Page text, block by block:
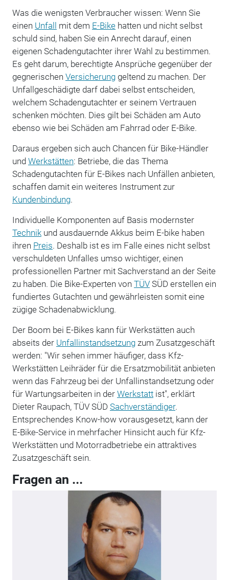
Was die wenigsten Verbraucher wissen: Wenn Sie
einen Unfall mit dem E-Bikehatten und nicht selbst
schuld sind, haben Sie ein Anrecht darauf, einen
eigenen Schadengutachter ihrer Wahl zu bestimmen.
Es geht darum, berechtigte Ansprüche gegenüber der
gegnerischen Versicherunggeltend zu machen. Der
Unfallgeschädigte darf dabei selbst entscheiden,
welchem Schadengutachter er seinem Vertrauen
schenken möchten. Dies gilt bei Schäden am Auto
ebenso wie bei Schäden am Fahrrad oder E-Bike.
Daraus ergeben sich auch Chancen für Bike-Händler
und Werkstätten: Betriebe, die das Thema
Schadengutachten für E-Bikes nach Unfällen anbieten,
schaffen damit ein weiteres Instrument zur
Kundenbindung.
Individuelle Komponenten auf Basis modernster
Technikund ausdauernde Akkus beim E-bike haben
ihren Preis. Deshalb ist es im Falle eines nicht selbst
verschuldeten Unfalles umso wichtiger, einen
professionellen Partner mit Sachverstand an der Seite
zu haben. Die ­Bike-Experten von TÜVSÜD erstellen ein
fundiertes Gutachten und gewährleisten somit eine
zügige Schadenabwicklung.
Der Boom bei E-Bikes kann für Werkstätten auch
abseits der Unfallinstandsetzungzum Zusatzgeschäft
werden: "Wir sehen immer häufiger, dass Kfz-
Werkstätten Leihräder für die Ersatzmobilität anbieten
wenn das Fahrzeug bei der Unfall­instandsetzung oder
für Wartungsarbeiten in der Werkstattist", erklärt
Dieter Raupach, TÜV SÜD Sachverständiger.
Entsprechendes Know-how vorausgesetzt, kann der
E-Bike-Service in mehrfacher Hinsicht auch für Kfz-
Werkstätten und Motorradbetriebe ein attraktives
Zusatzgeschäft sein.
Fragen an ...